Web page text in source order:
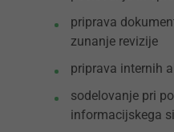
priprava
zunanje revizije
priprava internih
sodelovanje pri
informacijskega